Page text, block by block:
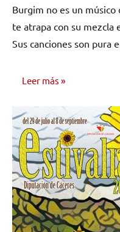
comentarios
Burgim no es un músico
te atrapa con su mezcla
Sus canciones son pura
Leer más
ENTREVISTAS